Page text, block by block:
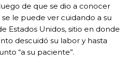
de que se dio a conocer
le puede ver cuidando a su
Estados Unidos, sitio en donde
descuidó su labor y hasta
“a su paciente”.